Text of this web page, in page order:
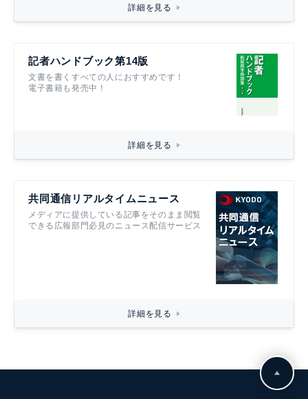
詳細を見る
記者ハンドブック第14版
文書を書くすべての人におすすめです！
電子書籍も発売中！
詳細を見る
共同通信リアルタイムニュース
メディアに提供している記事をそのまま閲覧
できる広報部門必見のニュース配信サービス
詳細を見る